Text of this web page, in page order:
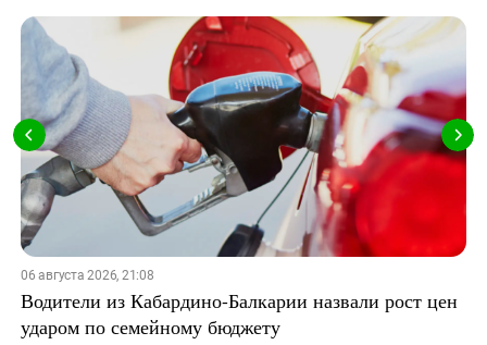
06 августа 2026, 21:08
Водители из Кабардино-Балкарии назвали рост цен
ударом по семейному бюджету